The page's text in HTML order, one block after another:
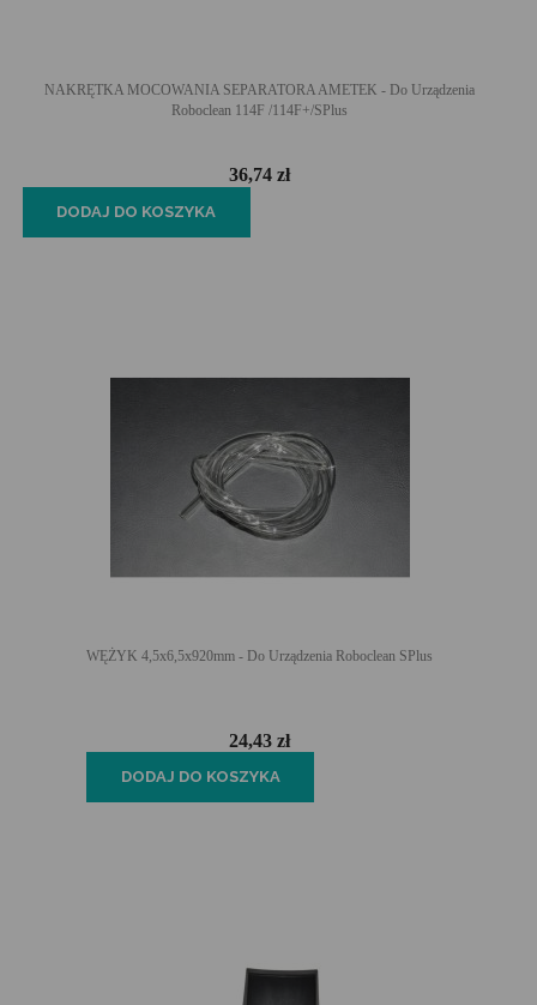
NAKRĘTKA MOCOWANIA SEPARATORA AMETEK - Do Urządzenia
Roboclean 114F /114F+/SPlus
36,74 zł
DODAJ DO KOSZYKA
WĘŻYK 4,5x6,5x920mm - Do Urządzenia Roboclean SPlus
24,43 zł
DODAJ DO KOSZYKA